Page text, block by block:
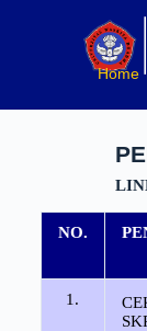
Home
NO.
1.